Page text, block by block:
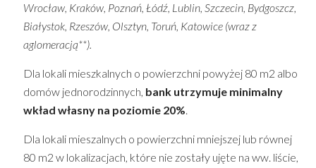
Wrocław, Kraków, Poznań, Łódź, Lublin, Szczecin, Bydgoszcz,
Białystok, Rzeszów, Olsztyn, Toruń, Katowice (wraz z
aglomeracją**).
Dla lokali mieszkalnych o powierzchni powyżej 80 m2 albo
domów jednorodzinnych, bank utrzymuje minimalny
wkład własny na poziomie 20%.
Dla lokali mieszalnych o powierzchni mniejszej lub równej
80 m2 w lokalizacjach, które nie zostały ujęte na ww. liście,